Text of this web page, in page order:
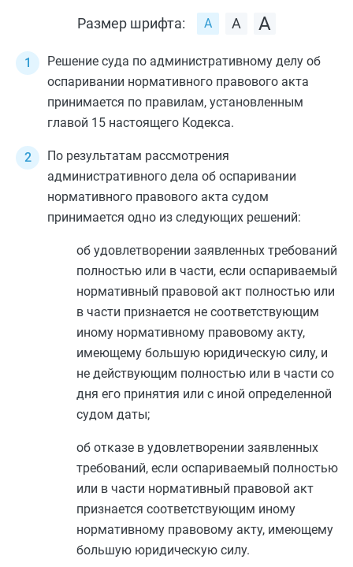
Размер шрифта:
Решение суда по административному делу об
оспаривании нормативного правового акта
принимается по правилам, установленным
главой 15 настоящего Кодекса.
По результатам рассмотрения
административного дела об оспаривании
нормативного правового акта судом
принимается одно из следующих решений:
об удовлетворении заявленных требований
полностью или в части, если оспариваемый
нормативный правовой акт полностью или
в части признается не соответствующим
иному нормативному правовому акту,
имеющему большую юридическую силу, и
не действующим полностью или в части со
дня его принятия или с иной определенной
судом даты;
об отказе в удовлетворении заявленных
требований, если оспариваемый полностью
или в части нормативный правовой акт
признается соответствующим иному
нормативному правовому акту, имеющему
большую юридическую силу.